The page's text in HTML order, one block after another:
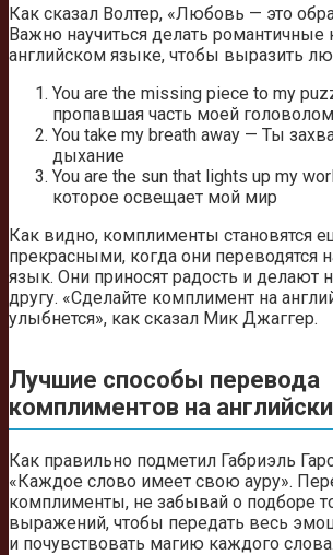
Как сказал Волтер, «Любовь — это
Важно научиться делать
английском языке, чтобы выразить
You are the missing piece to my
пропавшая часть моей
You take my breath away — Ты
дыхание
You are the sun that lights up my
которое освещает мой мир
Как видно, комплименты становятся
прекрасными, когда они переводятся
язык. Они приносят радость и делают
другу. «Сделайте комплимент на
улыбнется», как сказал Мик Джаггер.
Лучшие способы перевода
комплиментов на
Как правильно подметил Габриэль
«Каждое слово имеет свою ауру».
комплименты, не забывай о подборе
выражений, чтобы передать весь
и почувствовать магию каждого слова.